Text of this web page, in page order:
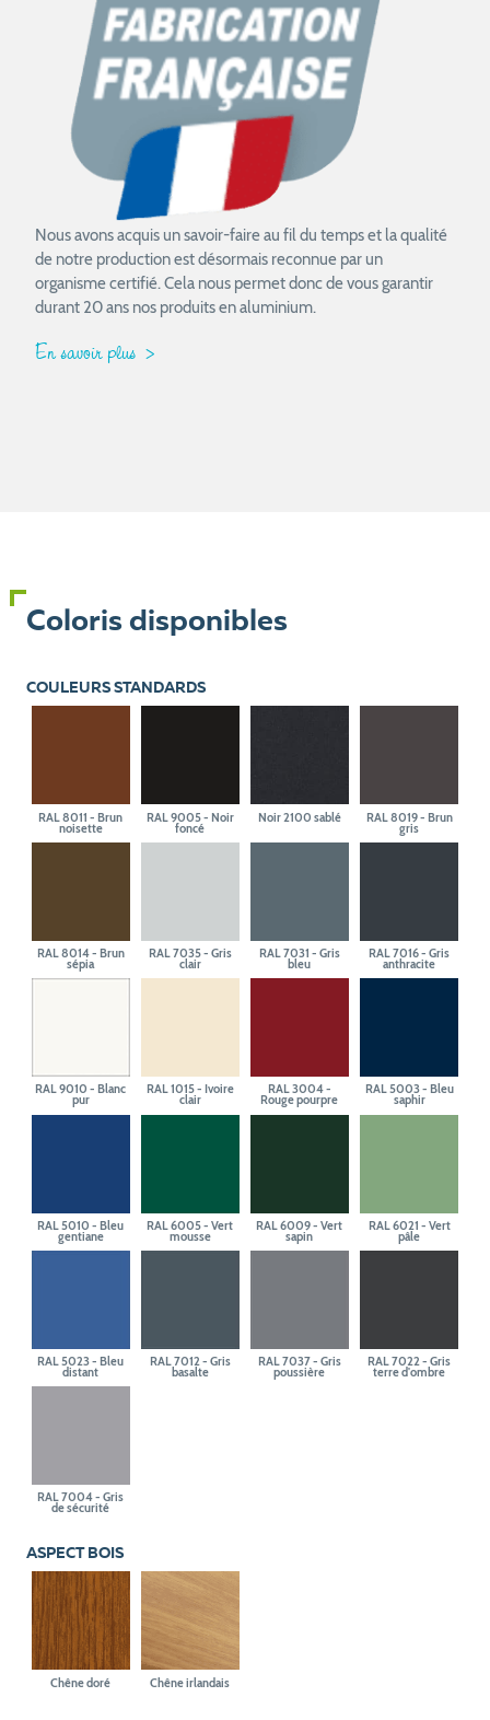
Nous avons acquis un savoir-faire au fil du temps et la qualité
de notre production est désormais reconnue par un
organisme certifié. Cela nous permet donc de vous garantir
durant 20 ans nos produits en aluminium.
En savoir plus
Coloris disponibles
COULEURS STANDARDS
RAL 8011 - Brun
noisette
RAL 9005 - Noir
foncé
Noir 2100 sablé RAL 8019 - Brun
gris
RAL 8014 - Brun
sépia
RAL 7035 - Gris
clair
RAL 7031 - Gris
bleu
RAL 7016 - Gris
anthracite
RAL 9010 - Blanc
pur
RAL 1015 - Ivoire
clair
RAL 3004 -
Rouge pourpre
RAL 5003 - Bleu
saphir
RAL 5010 - Bleu
gentiane
RAL 6005 - Vert
mousse
RAL 6009 - Vert
sapin
RAL 6021 - Vert
pâle
RAL 5023 - Bleu
distant
RAL 7012 - Gris
basalte
RAL 7037 - Gris
poussière
RAL 7022 - Gris
terre d'ombre
RAL 7004 - Gris
de sécurité
ASPECT BOIS
Chêne doré Chêne irlandais